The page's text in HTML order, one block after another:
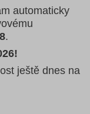
automaticky
.
ještě dnes na